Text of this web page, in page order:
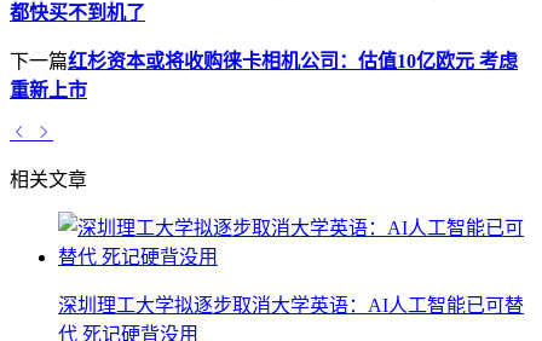
都快买不到机了
下一篇红杉资本或将收购徕卡相机公司：估值10亿欧元 考虑
重新上市
相关文章
深圳理工大学拟逐步取消大学英语：AI人工智能已可替
代 死记硬背没用